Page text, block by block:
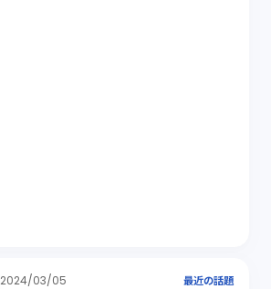
2024/03/05 最近の話題